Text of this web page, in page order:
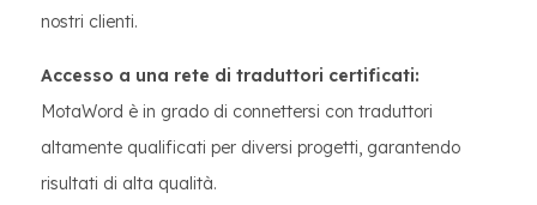
nostri clienti.
Accesso a una rete di traduttori certificati:
MotaWord è in grado di connettersi con traduttori
altamente qualificati per diversi progetti, garantendo
risultati di alta qualità.